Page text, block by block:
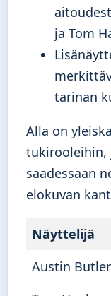
ja Tom
tarinan
Alla on
tukirooleihin,
saadessaan
elokuvan
Näyttelijä
Austin Butler